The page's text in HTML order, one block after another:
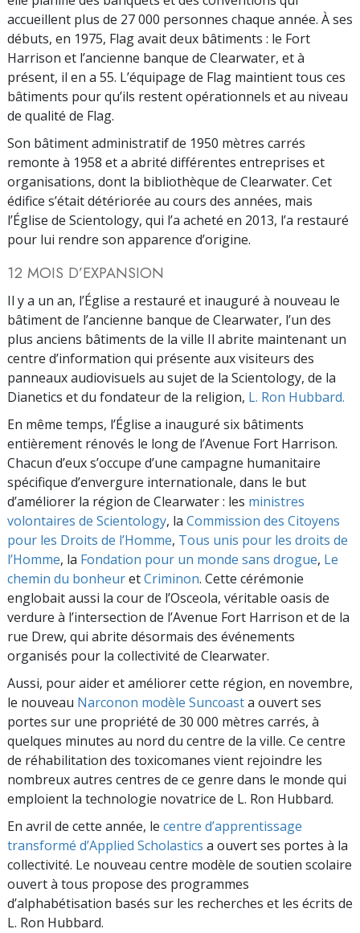
accueillent plus de 27 000 personnes chaque année. À ses
débuts, en 1975, Flag avait deux bâtiments : le Fort
Harrison et l’ancienne banque de Clearwater, et à
présent, il en a 55. L’équipage de Flag maintient tous ces
bâtiments pour qu’ils restent opérationnels et au niveau
de qualité de Flag.
Son bâtiment administratif de 1950 mètres carrés
remonte à 1958 et a abrité différentes entreprises et
organisations, dont la bibliothèque de Clearwater. Cet
édifice s’était détériorée au cours des années, mais
l’Église de Scientology, qui l’a acheté en 2013, l’a restauré
pour lui rendre son apparence d’origine.
12 MOIS D’EXPANSION
Il y a un an, l’Église a restauré et inauguré à nouveau le
bâtiment de l’ancienne banque de Clearwater, l’un des
plus anciens bâtiments de la ville Il abrite maintenant un
centre d’information qui présente aux visiteurs des
panneaux audiovisuels au sujet de la Scientology, de la
Dianetics et du fondateur de la religion, L. Ron Hubbard.
En même temps, l’Église a inauguré six bâtiments
entièrement rénovés le long de l’Avenue Fort Harrison.
Chacun d’eux s’occupe d’une campagne humanitaire
spécifique d’envergure internationale, dans le but
d’améliorer la région de Clearwater : les ministres
volontaires de Scientology, la Commission des Citoyens
pour les Droits de l’Homme, Tous unis pour les droits de
l’Homme, la Fondation pour un monde sans drogue, Le
chemin du bonheuretCriminon. Cette cérémonie
englobait aussi la cour de l’Osceola, véritable oasis de
verdure à l’intersection de l’Avenue Fort Harrison et de la
rue Drew, qui abrite désormais des événements
organisés pour la collectivité de Clearwater.
Aussi, pour aider et améliorer cette région, en novembre,
le nouveau Narconon modèle Suncoasta ouvert ses
portes sur une propriété de 30 000 mètres carrés, à
quelques minutes au nord du centre de la ville. Ce centre
de réhabilitation des toxicomanes vient rejoindre les
nombreux autres centres de ce genre dans le monde qui
emploient la technologie novatrice de L. Ron Hubbard.
En avril de cette année, le centre d’apprentissage
transformé d’Applied Scholastics a ouvert ses portes à la
collectivité. Le nouveau centre modèle de soutien scolaire
ouvert à tous propose des programmes
d’alphabétisation basés sur les recherches et les écrits de
L. Ron Hubbard.